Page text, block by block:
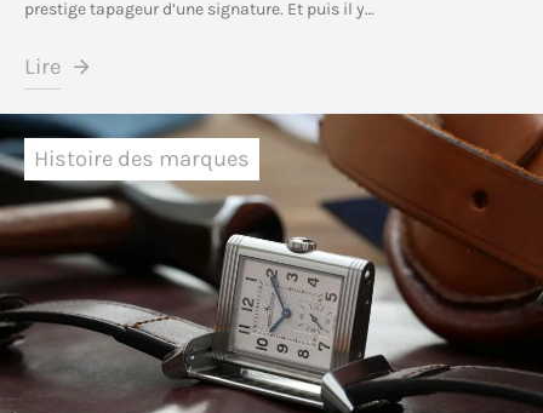
prestige tapageur d’une signature. Et puis il y…
Lire
Histoire des marques